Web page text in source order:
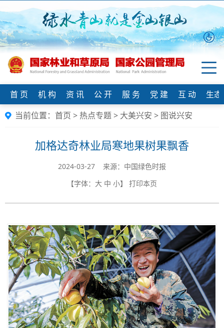
首 页 机 构 资 讯 公 开 服 务 党 建 互 动
生
当前位置： 首页 > 热点专题> 大美兴安 > 图说兴安
加格达奇林业局寒地果树果飘香
2024-03-27 来源：中国绿色时报
【字体： 大 中 小】 打印本页